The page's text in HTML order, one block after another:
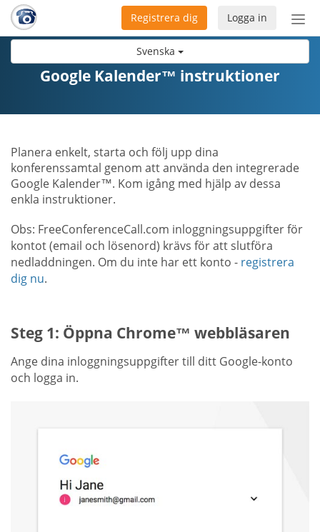
Svenska
Logga in
Registrera dig
Google Kalender™ instruktioner
Planera enkelt, starta och följ upp dina
konferenssamtal genom att använda den integrerade
Google Kalender™. Kom igång med hjälp av dessa
enkla instruktioner.
Obs: FreeConferenceCall.com inloggningsuppgifter för
kontot (email och lösenord) krävs för att slutföra
nedladdningen. Om du inte har ett konto - registrera
dig nu.
Steg 1: Öppna Chrome™ webbläsaren
Ange dina inloggningsuppgifter till ditt Google-konto
och logga in.